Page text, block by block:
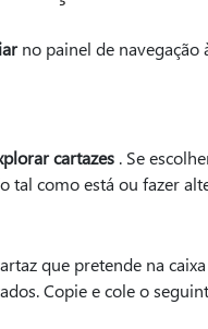
no painel de navegação
cartazes . Se
como está ou fazer
que pretende na
Copie e cole o